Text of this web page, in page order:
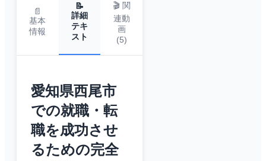
📄
基本
情報
📝
詳細
テキ
スト
🎬 関
連動
画
(5)
愛知県西尾市
での就職・転
職を成功させ
るための完全